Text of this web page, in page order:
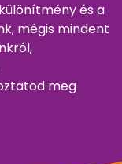
és a
mégis mindent
meg